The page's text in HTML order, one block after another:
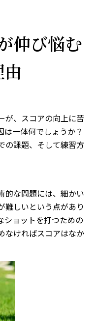
伸び悩む
が、スコアの向上に苦
一体何でしょうか？
の課題、そして練習方
的な問題には、細かい
難しいという点があり
ショットを打つための
なければスコアはなか